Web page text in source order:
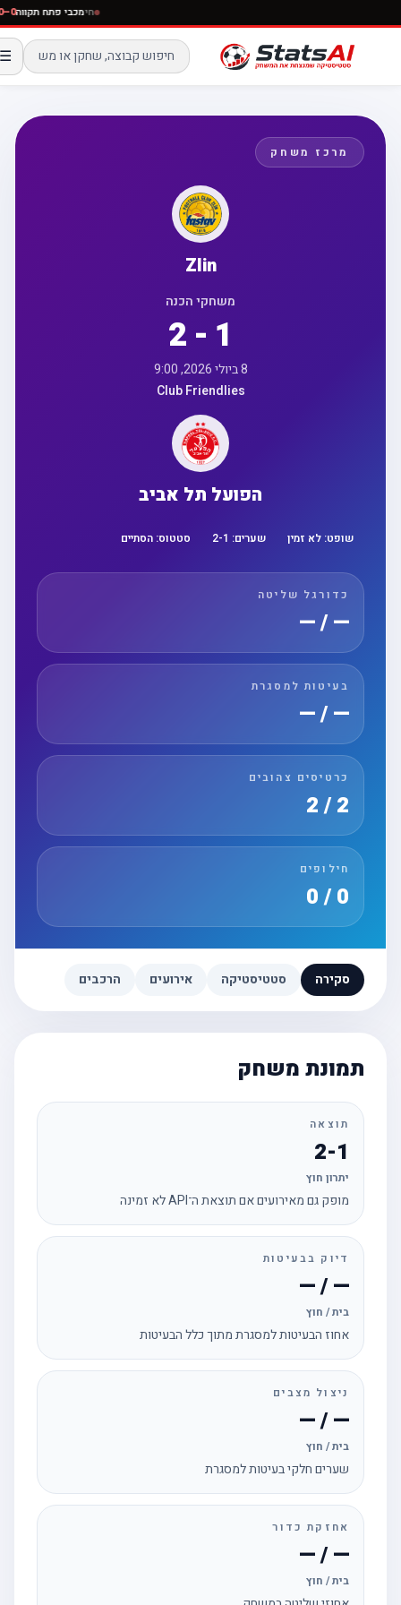
חימכבי פתח תקווה
☰
מרכז משחק
Zlin
משחקי הכנה
2 - 1
Club Friendlies
הפועל תל אביב
שופט:לא זמין שערים: 2 -1 סטטוס:הסתיים
כדורגל שליטה
— / —
בעיטות למסגרת
— / —
כרטיסים צהובים
חילופים
סקירה סטטיסטיקה אירועים הרכבים
תמונת משחק
תוצאה
2-1
יתרון חוץ
מופק גם מאירועים אם תוצאת ה־API לא זמינה
דיוק בבעיטות
— / —
בית / חוץ
אחוז הבעיטות למסגרת מתוך כלל הבעיטות
ניצול מצבים
— / —
בית / חוץ
שערים חלקי בעיטות למסגרת
אחזקת כדור
— / —
בית / חוץ